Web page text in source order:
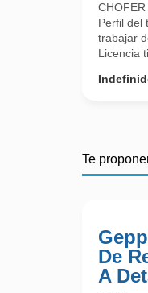
Perfil del
trabajar
Licencia
Te
De
A